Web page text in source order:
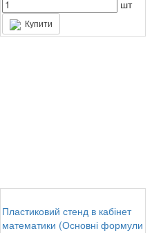
шт
Купити
Пластиковий стенд в кабінет
математики (Основні формули